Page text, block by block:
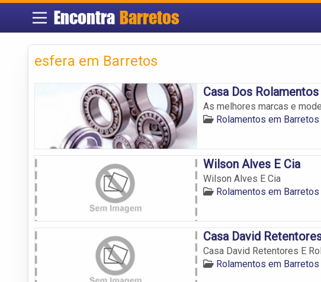
EncontraBarretos
esfera em Barretos
Casa Dos Rolamentos
As melhores marcas e
Rolamentos em Barretos
Wilson Alves E Cia
Wilson Alves E Cia
Rolamentos em Barretos
Casa David
Casa David Retentores E
Rolamentos em Barretos